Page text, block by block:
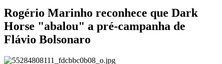
Rogério Marinho reconhece que Dark
Horse "abalou" a pré-campanha de
Flávio Bolsonaro